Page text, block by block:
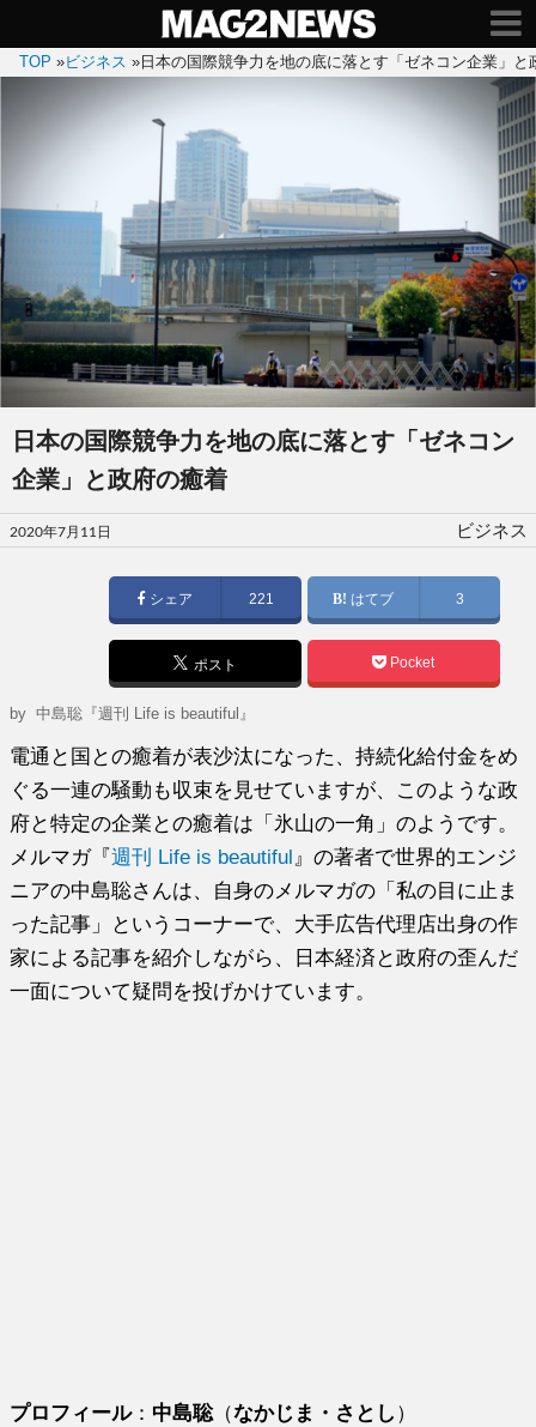
TOP »ビジネス » 日本の国際競争力を地の底に落とす「ゼネコン企業」と
日本の国際競争力を地の底に落とす「ゼネコン
企業」と政府の癒着
投
稿
2020年7月11日 ビジネス
シェア 221 はてブ 3
ポスト Pocket
by中島聡『週刊 Life is beautiful』
電通と国との癒着が表沙汰になった、持続化給付金をめ
ぐる一連の騒動も収束を見せていますが、このような政
府と特定の企業との癒着は「氷山の一角」のようです。
メルマガ『週刊 Life is beautiful 』の著者で世界的エンジ
ニアの中島聡さんは、自身のメルマガの「私の目に止ま
った記事」というコーナーで、大手広告代理店出身の作
家による記事を紹介しながら、日本経済と政府の歪んだ
一面について疑問を投げかけています。
プロフィール： 中島聡（なかじま・さとし ）